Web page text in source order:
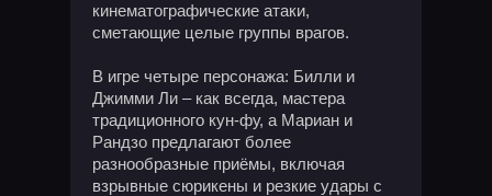
кинематографические атаки,
сметающие целые группы врагов.
В игре четыре персонажа: Билли и
Джимми Ли – как всегда, мастера
традиционного кун-фу, а Мариан и
Рандзо предлагают более
разнообразные приёмы, включая
взрывные сюрикены и резкие удары с